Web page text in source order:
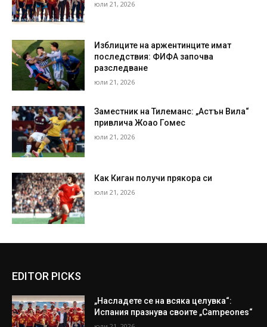
юли 21, 2026
Изблиците на аржентинците имат
последствия: ФИФА започва
разследване
юли 21, 2026
Заместник на Тилеманс: „Астън Вила“
привлича Жоао Гомес
юли 21, 2026
Как Киган получи прякора си
юли 21, 2026
EDITOR PICKS
„Насладете се на всяка целувка“:
Испания празнува своите „Campeones“